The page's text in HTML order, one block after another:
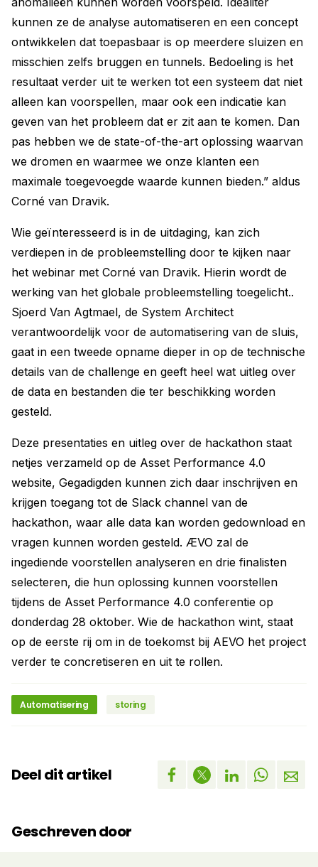
kunnen ze de analyse automatiseren en een concept
ontwikkelen dat toepasbaar is op meerdere sluizen en
misschien zelfs bruggen en tunnels. Bedoeling is het
resultaat verder uit te werken tot een systeem dat niet
alleen kan voorspellen, maar ook een indicatie kan
geven van het probleem dat er zit aan te komen. Dan
pas hebben we de state-of-the-art oplossing waarvan
we dromen en waarmee we onze klanten een
maximale toegevoegde waarde kunnen bieden.” aldus
Corné van Dravik.
Wie geïnteresseerd is in de uitdaging, kan zich
verdiepen in de probleemstelling door te kijken naar
het webinar met Corné van Dravik. Hierin wordt de
werking van het globale probleemstelling toegelicht..
Sjoerd Van Agtmael, de System Architect
verantwoordelijk voor de automatisering van de sluis,
gaat in een tweede opname dieper in op de technische
details van de challenge en geeft heel wat uitleg over
de data en bestanden die ter beschikking worden
gesteld.
Deze presentaties en uitleg over de hackathon staat
netjes verzameld op de Asset Performance 4.0
website, Gegadigden kunnen zich daar inschrijven en
krijgen toegang tot de Slack channel van de
hackathon, waar alle data kan worden gedownload en
vragen kunnen worden gesteld. ÆVO zal de
ingediende voorstellen analyseren en drie finalisten
selecteren, die hun oplossing kunnen voorstellen
tijdens de Asset Performance 4.0 conferentie op
donderdag 28 oktober. Wie de hackathon wint, staat
op de eerste rij om in de toekomst bij AEVO het project
verder te concretiseren en uit te rollen.
Automatisering storing
Deel dit artikel
Geschreven door